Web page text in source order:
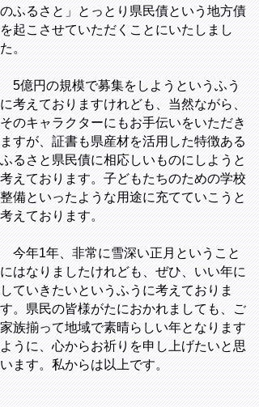
のふるさと」とっとり県民債という地方債
を起こさせていただくことにいたしまし
た。
5億円の規模で募集をしようというふう
に考えておりますけれども、当然ながら、
そのキャラクターにもお手伝いをいただき
ますが、証書も県産材を活用した特徴ある
ふるさと県民債に相応しいものにしようと
考えております。子どもたちのための学校
整備といったような用途に充てていこうと
考えております。
今年1年、非常に雪深い正月ということ
にはなりましたけれども、ぜひ、いい年に
していきたいというふうに考えておりま
す。県民の皆様がたにおかれましても、ご
家族揃って地域で素晴らしい年となります
ように、心からお祈りを申し上げたいと思
います。私からは以上です。